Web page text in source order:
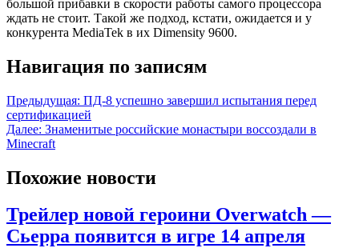
большой прибавки в скорости работы самого процессора
ждать не стоит. Такой же подход, кстати, ожидается и у
конкурента MediaTek в их Dimensity 9600.
Навигация по записям
Предыдущая: ПД-8 успешно завершил испытания перед
сертификацией
Далее: Знаменитые российские монастыри воссоздали в
Minecraft
Похожие новости
Трейлер новой героини Overwatch —
Сьерра появится в игре 14 апреля